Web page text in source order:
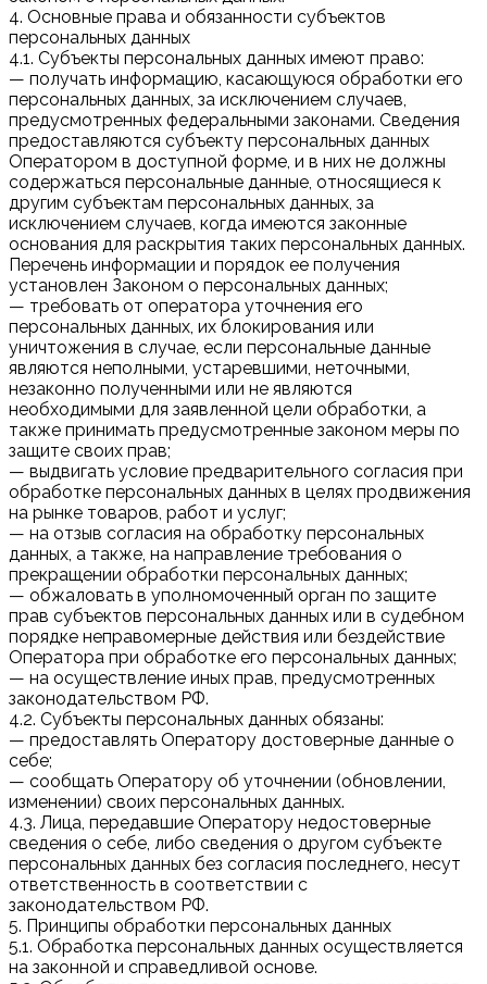
4. Основные права и обязанности субъектов
персональных данных
4.1. Субъекты персональных данных имеют право:
— получать информацию, касающуюся обработки его
персональных данных, за исключением случаев,
предусмотренных федеральными законами. Сведения
предоставляются субъекту персональных данных
Оператором в доступной форме, и в них не должны
содержаться персональные данные, относящиеся к
другим субъектам персональных данных, за
исключением случаев, когда имеются законные
основания для раскрытия таких персональных данных.
Перечень информации и порядок ее получения
установлен Законом о персональных данных;
— требовать от оператора уточнения его
персональных данных, их блокирования или
уничтожения в случае, если персональные данные
являются неполными, устаревшими, неточными,
незаконно полученными или не являются
необходимыми для заявленной цели обработки, а
также принимать предусмотренные законом меры по
защите своих прав;
— выдвигать условие предварительного согласия при
обработке персональных данных в целях продвижения
на рынке товаров, работ и услуг;
— на отзыв согласия на обработку персональных
данных, а также, на направление требования о
прекращении обработки персональных данных;
— обжаловать в уполномоченный орган по защите
прав субъектов персональных данных или в судебном
порядке неправомерные действия или бездействие
Оператора при обработке его персональных данных;
— на осуществление иных прав, предусмотренных
законодательством РФ.
4.2. Субъекты персональных данных обязаны:
— предоставлять Оператору достоверные данные о
себе;
— сообщать Оператору об уточнении (обновлении,
изменении) своих персональных данных.
4.3. Лица, передавшие Оператору недостоверные
сведения о себе, либо сведения о другом субъекте
персональных данных без согласия последнего, несут
ответственность в соответствии с
законодательством РФ.
5. Принципы обработки персональных данных
5.1. Обработка персональных данных осуществляется
на законной и справедливой основе.